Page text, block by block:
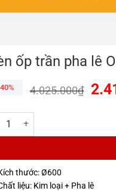
ốp trần pha lê
4.025.000₫
ốp trần pha lê OGA-603B số
thước: Ø600
liệu: Kim loại + Pha lê